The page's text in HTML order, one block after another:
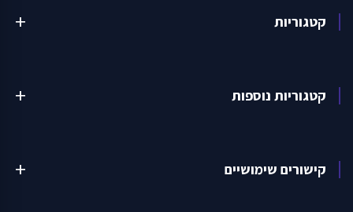
קטגוריות add
קטגוריות נוספות add
קישורים שימושיים add